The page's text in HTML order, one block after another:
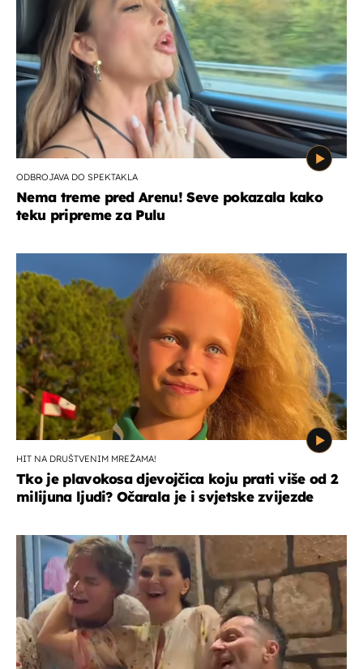
ODBROJAVA DO SPEKTAKLA
Nema treme pred Arenu! Seve pokazala kako
teku pripreme za Pulu
HIT NA DRUŠTVENIM MREŽAMA!
Tko je plavokosa djevojčica koju prati više od 2
milijuna ljudi? Očarala je i svjetske zvijezde